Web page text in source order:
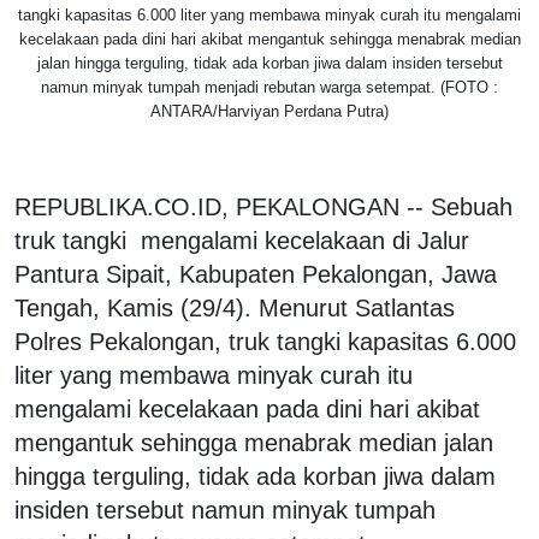
tangki kapasitas 6.000 liter yang membawa minyak curah itu mengalami
kecelakaan pada dini hari akibat mengantuk sehingga menabrak median
jalan hingga terguling, tidak ada korban jiwa dalam insiden tersebut
namun minyak tumpah menjadi rebutan warga setempat. (FOTO :
ANTARA/Harviyan Perdana Putra)
REPUBLIKA.CO.ID, PEKALONGAN -- Sebuah
truk tangki mengalami kecelakaan di Jalur
Pantura Sipait, Kabupaten Pekalongan, Jawa
Tengah, Kamis (29/4). Menurut Satlantas
Polres Pekalongan, truk tangki kapasitas 6.000
liter yang membawa minyak curah itu
mengalami kecelakaan pada dini hari akibat
mengantuk sehingga menabrak median jalan
hingga terguling, tidak ada korban jiwa dalam
insiden tersebut namun minyak tumpah